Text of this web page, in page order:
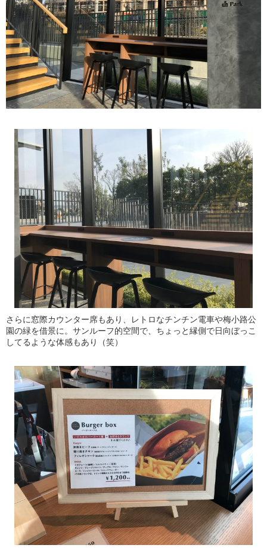
さらに窓際カウンター席もあり、レトロなチンチン電車や梅小路公
園の緑を借景に。サンルーフ的空間で、ちょっと縁側で日向ぼっこ
してるような体感もあり（笑）